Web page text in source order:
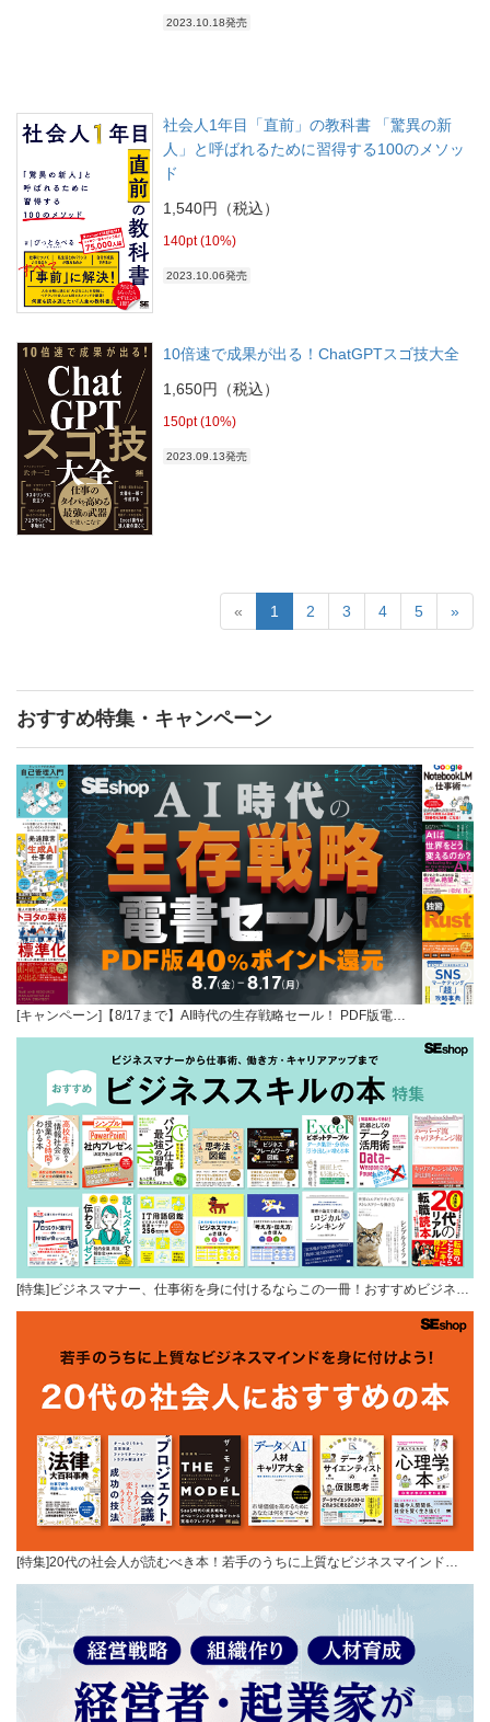
2023.10.18発売
社会人1年目「直前」の教科書 「驚異の新
人」と呼ばれるために習得する100のメソッ
ド
1,540円（税込）
140pt (10%)
2023.10.06発売
10倍速で成果が出る！ChatGPTスゴ技大全
1,650円（税込）
150pt (10%)
2023.09.13発売
« 1 2 3 4 5 »
おすすめ特集・キャンペーン
[キャンペーン]【8/17まで】AI時代の生存戦略セール！ PDF版電…
[特集]ビジネスマナー、仕事術を身に付けるならこの一冊！おすすめビジネ…
[特集]20代の社会人が読むべき本！若手のうちに上質なビジネスマインド…